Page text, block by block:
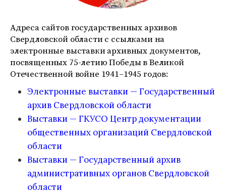
Адреса сайтов государственных архивов
Свердловской области с ссылками на
электронные выставки архивных документов,
посвященных 75-летию Победы в Великой
Отечественной войне 1941–1945 годов:
Электронные выставки — Государственный
архив Свердловской области
Выставки — ГКУСО Центр документации
общественных организаций Свердловской
области
Выставки — Государственный архив
административных органов Свердловской
области